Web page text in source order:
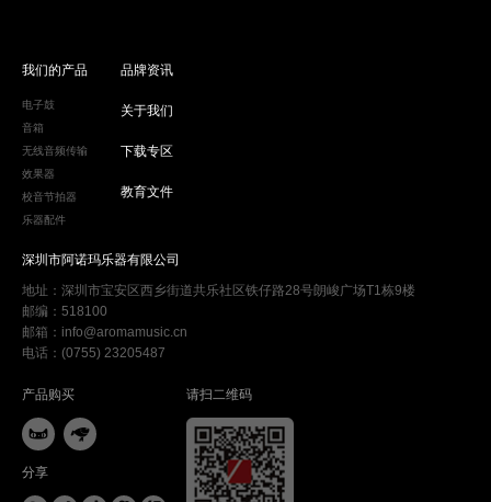
我们的产品
电子鼓
音箱
无线音频传输
效果器
校音节拍器
乐器配件
品牌资讯
关于我们
下载专区
教育文件
深圳市阿诺玛乐器有限公司
地址：深圳市宝安区西乡街道共乐社区铁仔路28号朗峻广场T1栋9楼
邮编：518100
邮箱：info@aromamusic.cn
电话：(0755) 23205487
产品购买
 
分享
请扫二维码